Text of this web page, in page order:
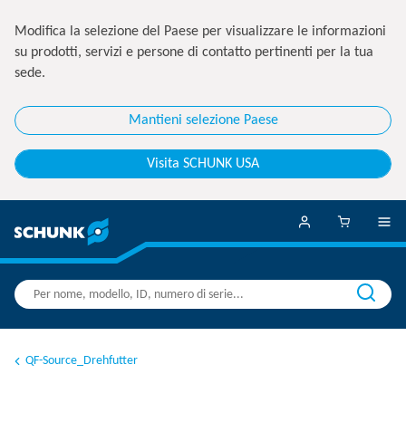
Modifica la selezione del Paese per visualizzare le informazioni
su prodotti, servizi e persone di contatto pertinenti per la tua
sede.
Mantieni selezione Paese
Visita SCHUNK USA
QF-Source_Drehfutter